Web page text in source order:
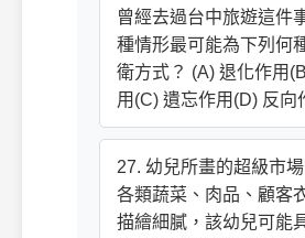
曾經去過台中旅遊這件
種情形最可能為下列何
衛方式？ (A) 退化作用
用(C) 遺忘作用(D) 反向
27. 幼兒所畫的超級市場
各類蔬菜、肉品、顧客
描繪細膩，該幼兒可能